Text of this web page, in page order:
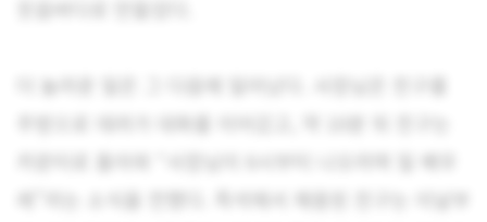
웃음바다로 만들었다.
더 놀라운 일은 그 다음에 일어났다. 사장님은 친구를
주방으로 데려가 대화를 이어갔고, 약 10분 뒤 친구는
카운터로 돌아와 “사장님이 6시부터 나오라며 일 배우
래”라는 소식을 전했다. 즉석에서 채용된 친구는 이날부